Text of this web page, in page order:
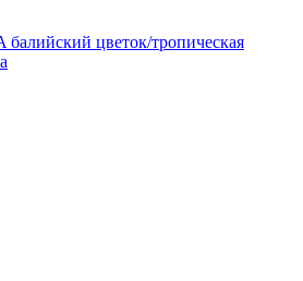
балийский цветок/тропическая